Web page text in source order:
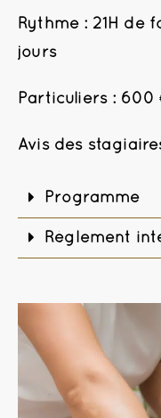
Rythme : 21H de
jours
Particuliers : 600
Avis des
Programme
Règlement